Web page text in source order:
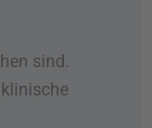
sind.